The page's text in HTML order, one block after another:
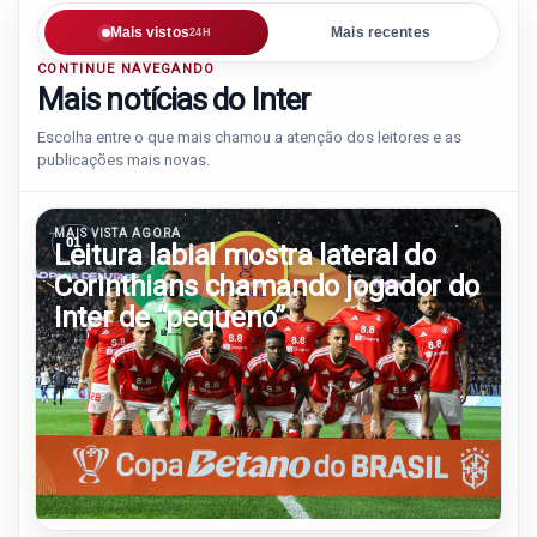
Mais vistos24H Mais recentes
CONTINUE NAVEGANDO
Mais notícias do Inter
Escolha entre o que mais chamou a atenção dos leitores e as
publicações mais novas.
01
MAIS VISTA AGORA
Leitura labial mostra lateral do
Corinthians chamando jogador do
Inter de “pequeno”